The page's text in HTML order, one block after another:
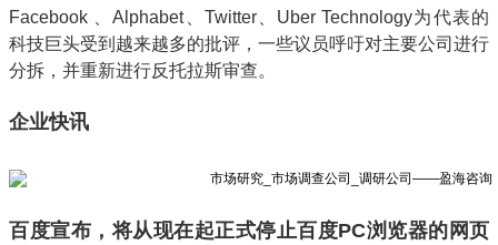
Facebook 、Alphabet、Twitter、Uber Technology为代表的
科技巨头受到越来越多的批评，一些议员呼吁对主要公司进行
分拆，并重新进行反托拉斯审查。
企业快讯
百度宣布，将从现在起正式停止百度PC浏览器的网页